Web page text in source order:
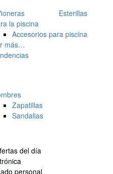
Esterillas
la piscina
Accesorios para piscina
más…
Zapatillas
Sandalias
del día
personal